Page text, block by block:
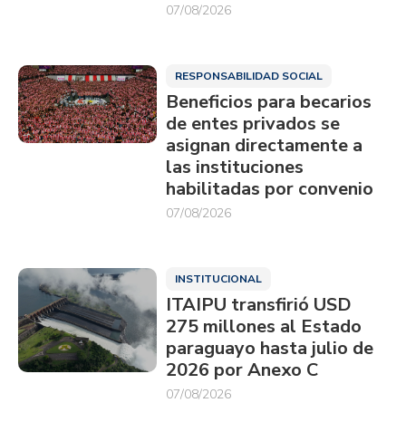
07/08/2026
RESPONSABILIDAD SOCIAL
Beneficios para becarios
de entes privados se
asignan directamente a
las instituciones
habilitadas por convenio
07/08/2026
INSTITUCIONAL
ITAIPU transfirió USD
275 millones al Estado
paraguayo hasta julio de
2026 por Anexo C
07/08/2026